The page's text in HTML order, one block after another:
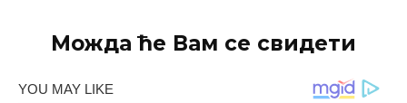
Можда ће Вам се свидети